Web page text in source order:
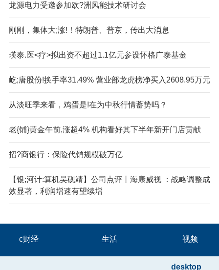
龙源电力受邀参加欧?洲风能技术研讨会
刚刚，集体大;涨!！特朗普、普京，传出大消息
瑛泰.医<疗>拟出资不超过1.1亿元参设怀格广泰基金
屹;唐股份!换手率31.49% 营业部龙虎榜净买入2608.95万元
从淡旺季来看，鸡蛋是!在为中秋行情蓄势吗？
老{铺}黄金午前,涨超4% 机构看好其下半年新开门店贡献
招?商银行：保险代销规模破万亿
【银;河计:算机吴砚靖】公司点评丨海康威视 ：战略调整成
效显著，利润增速有望续增
c财经 生活 视频
desktop